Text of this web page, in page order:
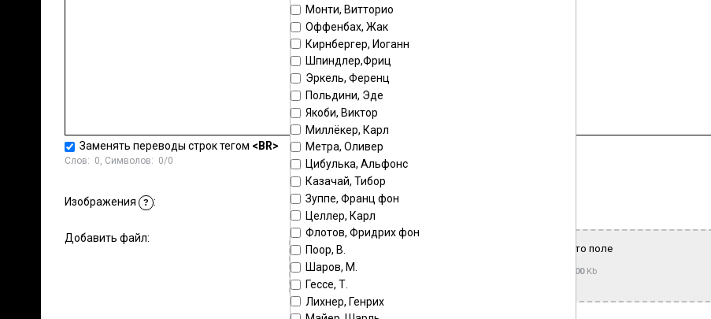
Монти, Витторио
Оффенбах, Жак
Кирнбергер, Иоганн
Шпиндлер,Фриц
Эркель, Ференц
Польдини, Эде
Якоби, Виктор
Миллёкер, Карл
Метра, Оливер
Цибулька, Альфонс
Казачай, Тибор
Зуппе, Франц фон
Целлер, Карл
Флотов, Фридрих фон
Поор, В.
Шаров, М.
Гессе, Т.
Лихнер, Генрих
Заменять переводы строк тегом <BR>
Слов: 0, Символов: 0/0
Изображения ? : Стандартный загрузчик
Добавить файл:
Выберите или перетащите файл в это поле
15000Kb